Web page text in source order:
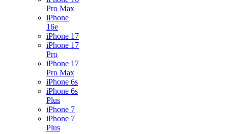
Pro Max
iPhone
16e
iPhone 17
iPhone 17
Pro
iPhone 17
Pro Max
iPhone 6s
iPhone 6s
Plus
iPhone 7
iPhone 7
Plus